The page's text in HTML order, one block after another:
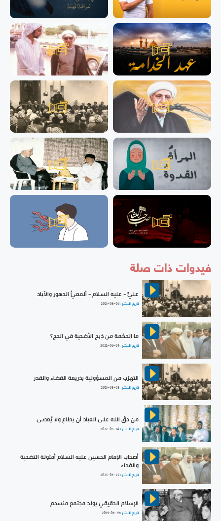
فيدوات ذات صلة
عليٌّ - عليه السلام - ألمعيُّ الدهور والآباد
تاريخ النشر :2021-08-06
ما الحكمة من ذبح الأضحية في الحج؟
تاريخ النشر :2022-06-09
التهرّب من المسؤولية بذريعة القضاء والقدر
تاريخ النشر :2021-03-08
من حقّ الله على العباد أن يطاع ولا يُعصى
تاريخ النشر : 2022-03-14
أصحاب الإمام الحسين عليه السلام أمثولة التضحية
والفداء
تاريخ النشر :2023-05-22
الإسلام الحقيقي يولد مجتمع منسجم
تاريخ النشر :2019-06-19